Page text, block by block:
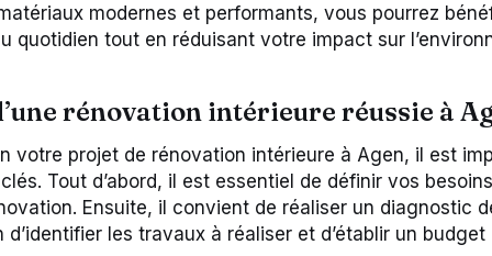
modernes et performants, vous pourrez
quotidien tout en réduisant votre impact sur
rénovation intérieure réussie à
votre projet de rénovation intérieure à Agen, il est
Tout d’abord, il est essentiel de définir vos
Ensuite, il convient de réaliser un diagnostic
les travaux à réaliser et d’établir un budget